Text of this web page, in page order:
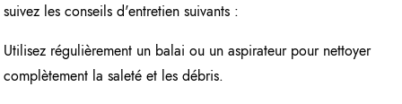
suivez les conseils d'entretien suivants :
Utilisez régulièrement un balai ou un aspirateur pour nettoyer
complètement la saleté et les débris.